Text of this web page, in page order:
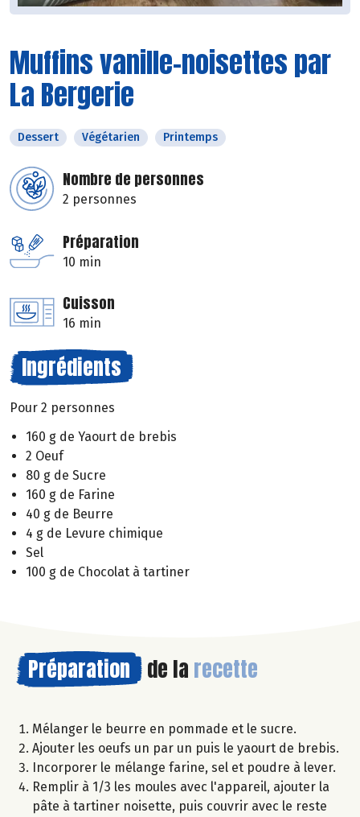
Muffins vanille-noisettes par
La Bergerie
Dessert Végétarien Printemps
Nombre de personnes
2 personnes
Préparation
10 min
Cuisson
16 min
Ingrédients
Pour 2 personnes
160 g de Yaourt de brebis
2 Oeuf
80 g de Sucre
160 g de Farine
40 g de Beurre
4 g de Levure chimique
Sel
100 g de Chocolat à tartiner
Préparation de la recette
Mélanger le beurre en pommade et le sucre.
Ajouter les oeufs un par un puis le yaourt de brebis.
Incorporer le mélange farine, sel et poudre à lever.
Remplir à 1/3 les moules avec l'appareil, ajouter la
pâte à tartiner noisette, puis couvrir avec le reste